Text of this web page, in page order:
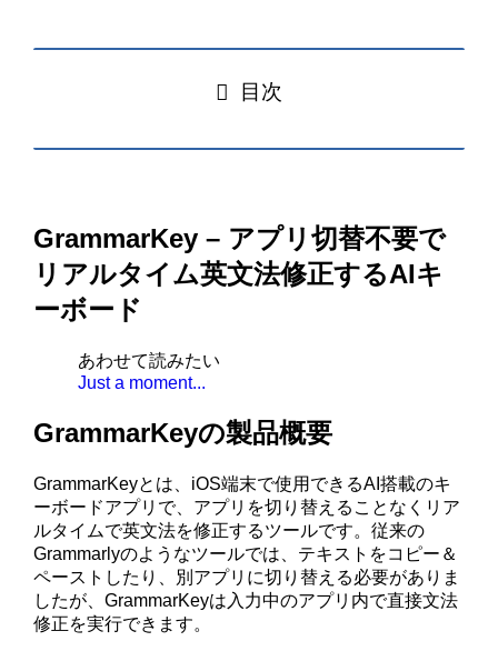
目次
GrammarKey – アプリ切替不要で
リアルタイム英文法修正するAIキ
ーボード
あわせて読みたい
Just a moment...
GrammarKeyの製品概要
GrammarKeyとは、iOS端末で使用できるAI搭載のキ
ーボードアプリで、アプリを切り替えることなくリア
ルタイムで英文法を修正するツールです。従来の
Grammarlyのようなツールでは、テキストをコピー＆
ペーストしたり、別アプリに切り替える必要がありま
したが、GrammarKeyは入力中のアプリ内で直接文法
修正を実行できます。